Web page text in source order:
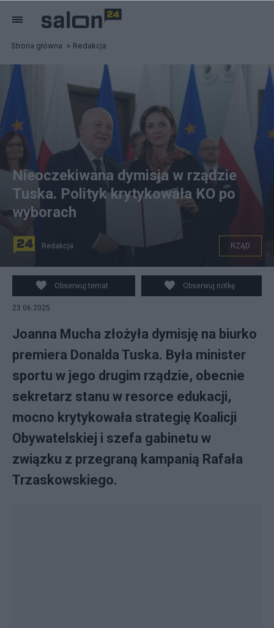
Strona główna Redakcja
Nieoczekiwana dymisja w rządzie
Tuska. Polityk krytykowała KO po
wyborach
Redakcja RZĄD
Obserwuj temat Obserwuj notkę
23.06.2025
Joanna Mucha złożyła dymisję na biurko
premiera Donalda Tuska. Była minister
sportu w jego drugim rządzie, obecnie
sekretarz stanu w resorce edukacji,
mocno krytykowała strategię Koalicji
Obywatelskiej i szefa gabinetu w
związku z przegraną kampanią Rafała
Trzaskowskiego.